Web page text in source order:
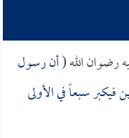
رضوان الله (أن رسول
فيكبر سبعاً في الأولى